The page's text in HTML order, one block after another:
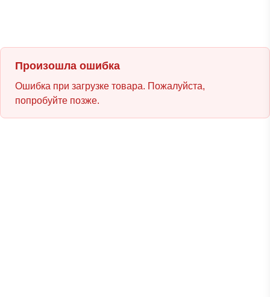
Произошла ошибка
Ошибка при загрузке товара. Пожалуйста,
попробуйте позже.